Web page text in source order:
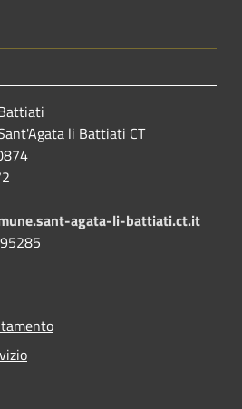
li Battiati CT
agata-li-battiati.ct.it